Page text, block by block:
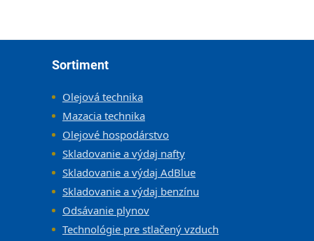
Sortiment
Olejová technika
Mazacia technika
Olejové hospodárstvo
Skladovanie a výdaj nafty
Skladovanie a výdaj AdBlue
Skladovanie a výdaj benzínu
Odsávanie plynov
Technológie pre stlačený vzduch